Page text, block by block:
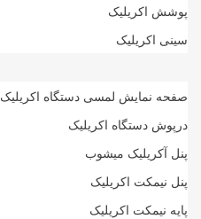
پوشش اکریلیک
سینی اکریلیک
صفحه نمایش لمسی دستگاه اکریلیک
درپوش دستگاه اکریلیک
پنل آکریلیک میشوب
پنل نیمکت اکریلیک
پایه نیمکت اکریلیک